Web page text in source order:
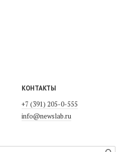
КОНТАКТЫ
+7 (391) 205-0-555
info@newslab.ru